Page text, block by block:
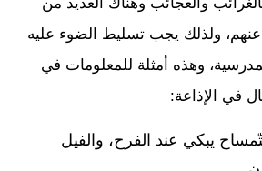
عنهم، ولذلك يجب تسليط الضوء عليه
وهذه أمثلة للمعلومات في
في الإذاعة:
يبكي عند الفرح، والفيل